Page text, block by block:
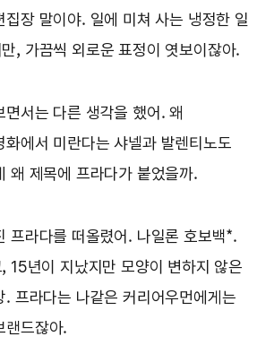
집장 말이야. 일에 미쳐 사는 냉정한 일
, 가끔씩 외로운 표정이 엿보이잖아.
면서는 다른 생각을 했어. 왜
화에서 미란다는 샤넬과 발렌티노도
왜 제목에 프라다가 붙었을까.
프라다를 떠올렸어. 나일론 호보백*.
15년이 지났지만 모양이 변하지 않은
. 프라다는 나같은 커리어우먼에게는
랜드잖아.